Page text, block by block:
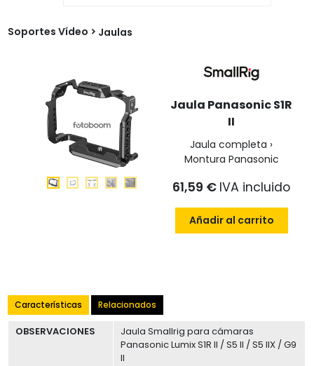
Soportes Vídeo Jaulas
Jaula Panasonic S1R
II
Jaula completa ›
Montura Panasonic
61,59 € IVA incluido
Añadir al carrito
Características Relacionados
OBSERVACIONES
Jaula Smallrig para cámaras
Panasonic Lumix S1R II / S5 II / S5 IIX / G9
II